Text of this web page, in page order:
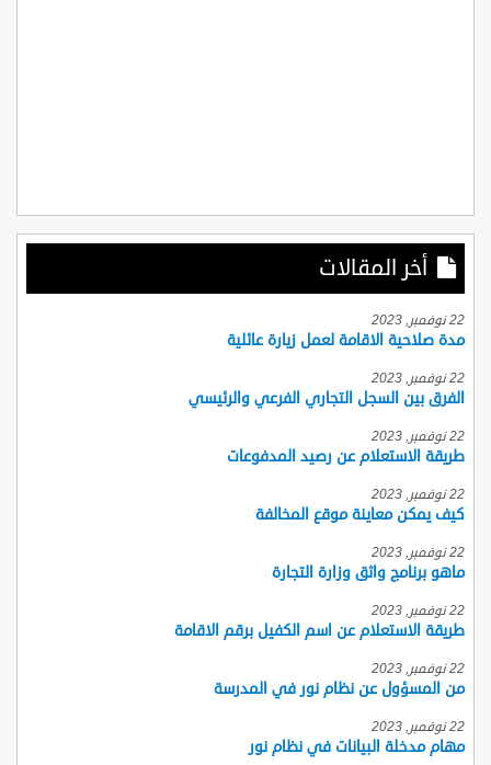
أخر المقالات
22 نوفمبر, 2023
مدة صلاحية الاقامة لعمل زيارة عائلية
22 نوفمبر, 2023
الفرق بين السجل التجاري الفرعي والرئيسي
22 نوفمبر, 2023
طريقة الاستعلام عن رصيد المدفوعات
22 نوفمبر, 2023
كيف يمكن معاينة موقع المخالفة
22 نوفمبر, 2023
ماهو برنامج واثق وزارة التجارة
22 نوفمبر, 2023
طريقة الاستعلام عن اسم الكفيل برقم الاقامة
22 نوفمبر, 2023
من المسؤول عن نظام نور في المدرسة
22 نوفمبر, 2023
مهام مدخلة البيانات في نظام نور